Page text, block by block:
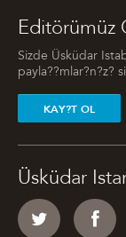
Editörümüz
Sizde Üsküdar
payla??mlar?n?z?
KAY?T OL
Üsküdar